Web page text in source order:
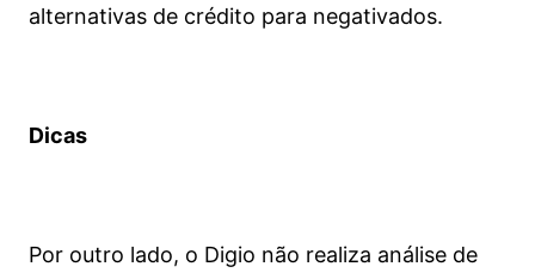
alternativas de crédito para negativados.
Dicas
Por outro lado, o Digio não realiza análise de